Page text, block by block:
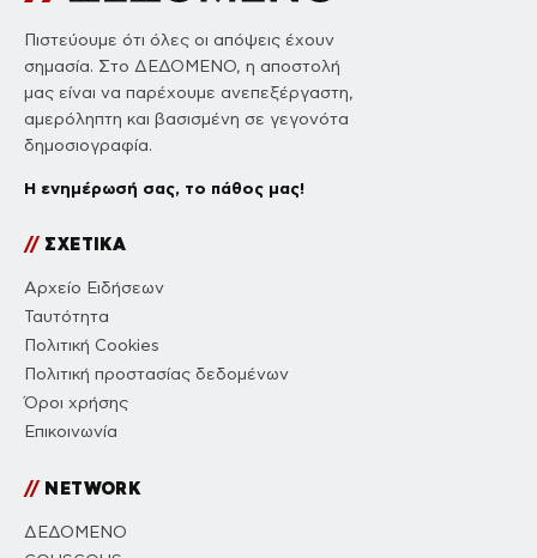
Πιστεύουμε ότι όλες οι απόψεις έχουν
σημασία. Στο ΔΕΔΟΜΕΝΟ, η αποστολή
μας είναι να παρέχουμε ανεπεξέργαστη,
αμερόληπτη και βασισμένη σε γεγονότα
δημοσιογραφία.
Η ενημέρωσή σας, το πάθος μας!
//ΣΧΕΤΙΚΑ
Αρχείο Ειδήσεων
Ταυτότητα
Πολιτική Cookies
Πολιτική προστασίας δεδομένων
Όροι χρήσης
Επικοινωνία
//NETWORK
ΔΕΔΟΜΕΝΟ